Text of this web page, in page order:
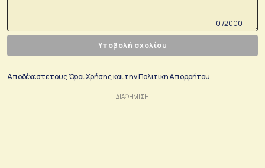
0 /2000
Υποβολή σχολίου
Αποδέχεστε τουςΌροι Χρήσηςκαι τηνΠολιτικη Απορρήτου